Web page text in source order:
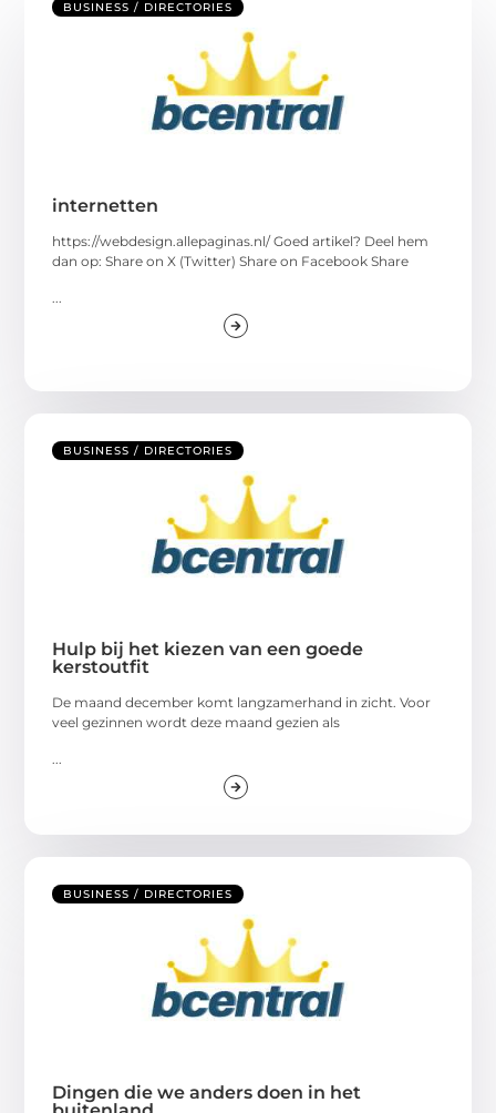
BUSINESS / DIRECTORIES
internetten
https://webdesign.allepaginas.nl/ Goed artikel? Deel hem
dan op: Share on X (Twitter) Share on Facebook Share
BUSINESS / DIRECTORIES
Hulp bij het kiezen van een goede
kerstoutfit
De maand december komt langzamerhand in zicht. Voor
veel gezinnen wordt deze maand gezien als
BUSINESS / DIRECTORIES
Dingen die we anders doen in het